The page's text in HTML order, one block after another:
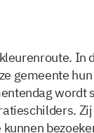
In
gemeente